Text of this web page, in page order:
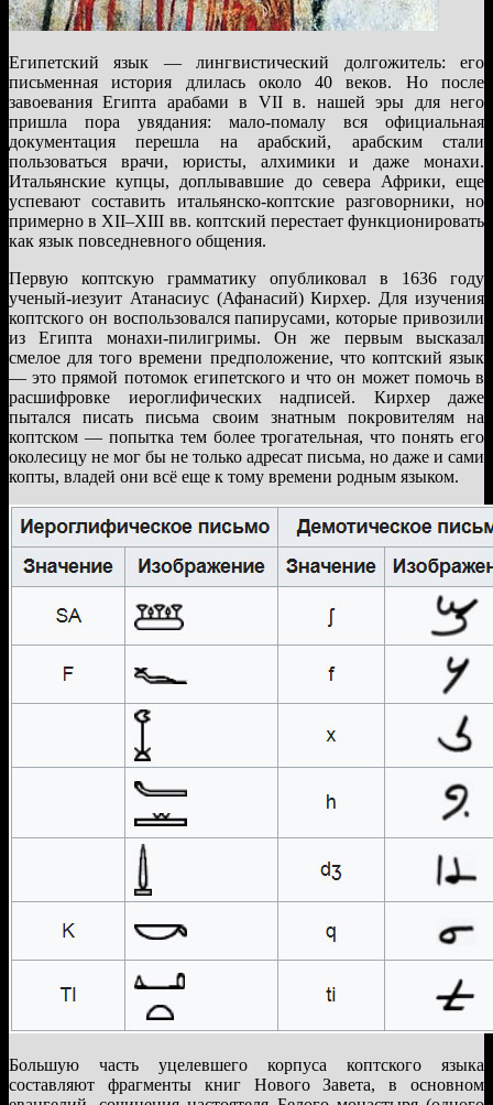
Египетский язык — лингвистический долгожитель: его
письменная история длилась около 40 веков. Но после
завоевания Египта арабами в VII в. нашей эры для него
пришла пора увядания: мало-помалу вся официальная
документация перешла на арабский, арабским стали
пользоваться врачи, юристы, алхимики и даже монахи.
Итальянские купцы, доплывавшие до севера Африки, еще
успевают составить итальянско-коптские разговорники, но
примерно в XII–XIII вв. коптский перестает функционировать
как язык повседневного общения.
Первую коптскую грамматику опубликовал в 1636 году
ученый-иезуит Атанасиус (Афанасий) Кирхер. Для изучения
коптского он воспользовался папирусами, которые привозили
из Египта монахи-пилигримы. Он же первым высказал
смелое для того времени предположение, что коптский язык
— это прямой потомок египетского и что он может помочь в
расшифровке иероглифических надписей. Кирхер даже
пытался писать письма своим знатным покровителям на
коптском — попытка тем более трогательная, что понять его
околесицу не мог бы не только адресат письма, но даже и сами
копты, владей они всё еще к тому времени родным языком.
Большую часть уцелевшего корпуса коптского языка
составляют фрагменты книг Нового Завета, в основном